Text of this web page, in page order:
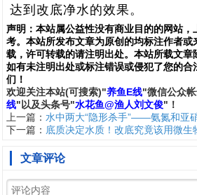
达到改底净水的效果。
声明： 本站属公益性没有商业目的的网站
考。本站所发布文章为原创的均标注作者或
载，许可转载的请注明出处。本站所载文章
如有未注明出处或标注错误或侵犯了您的合
们 ！
欢迎关注本站(可搜索)"养鱼E线"微信公众
线" 以及头条号"水花鱼@渔人刘文俊"！
上一篇： 水中两大“隐形杀手”——氨氮和亚
下一篇： 底质决定水质！改底究竟该用微生
文章评论